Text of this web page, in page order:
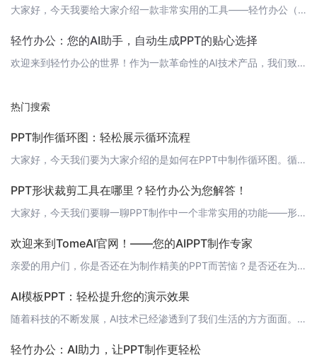
大家好，今天我要给大家介绍一款非常实用的工具——轻竹办公（https://www.qzoffice.com），它是一款通过AI技术自动生成PPT的软件。在这个平台上，你可以轻松地制作出一人一页的PPT自我介绍，让你的个人风采得到更好的展示。 为什么要使用一人一页PPT自我介绍？在职场、学校或者各种社交场合，自我介绍是必不可少的。而一人一页PPT自我介绍不仅能让你的介绍更加生动有趣，还能让你在短时间
轻竹办公：您的AI助手，自动生成PPT的贴心选择
欢迎来到轻竹办公的世界！作为一款革命性的AI技术产品，我们致力于帮助您轻松应对演示文稿的制作挑战。在这篇文章中，我们将为您介绍轻竹办公的核心功能和优势，让您了解为何我们已成为众多用户的信赖之选。 什么是轻竹办公？轻竹办公是一款基于AI技术的自动生成PPT软件，旨在为用户提供高效、便捷的演示文稿制作体验。通过智能化模板、一键替换功能和丰富的素材库，我们帮助用户快速搭建专业级的PPT，让演示更加精彩。
热门搜索
PPT制作循环图：轻松展示循环流程
大家好，今天我们要为大家介绍的是如何在PPT中制作循环图。循环图是一种非常直观的展示流程的方式，能够让观众一目了然地了解整个流程的运行状况。而借助“轻竹办公”这款AI技术自动生成PPT的软件，我们更是可以轻松实现循环图的制作。接下来，就让我来为大家详细讲解一下如何制作循环图吧。 1. 打开“轻竹办公”首先，我们需要打开“轻竹办公”这款软件。如果没有安装，可以点击链接https://www.qzof
PPT形状裁剪工具在哪里？轻竹办公为您解答！
大家好，今天我们要聊一聊PPT制作中一个非常实用的功能——形状裁剪工具。你知道如何在轻竹办公中找到这个工具吗？接下来，就让我来为您详细介绍吧！ 1. 打开轻竹办公首先，请确保您已经安装了轻竹办公软件，并成功登录。然后，打开一个新的PPT文档，或者打开一个已有的PPT文档进行编辑。 2. 插入形状在PPT页面中，点击“插入”菜单，选择“形状”选项。在这里，您可以找到各种各样的形状，如矩形、圆形、三角
欢迎来到TomeAI官网！——您的AIPPT制作专家
亲爱的用户们，你是否还在为制作精美的PPT而苦恼？是否还在为找不到合适的模板而头疼？今天，我要向大家介绍一款全新的AI技术自动生成PPT的软件——TomeAI。让我们一起走进TomeAI的世界，领略它的无限魅力！ 关于TomeAITomeAI是一款基于人工智能技术的PPT自动生成工具，它集成了强大的AI算法，能够根据用户输入的文本内容自动生成符合主题的PPT页面，包括精美的图片、图表、动画等元素。
AI模板PPT：轻松提升您的演示效果
随着科技的不断发展，AI技术已经渗透到了我们生活的方方面面。今天，我要向大家介绍一款名为“轻竹办公”的软件，它是一款通过AI技术自动生成PPT的软件，让您的演示更加生动有趣。 什么是AI模板PPT？AI模板PPT是指利用人工智能技术，根据用户的需求和内容，自动生成具有专业水准的PPT模板。这些模板不仅包含了精美的设计，还包含了适合各种场合的布局和配色，让您的演示更加专业和有说服力。 AI模板PPT
轻竹办公：AI助力，让PPT制作更轻松